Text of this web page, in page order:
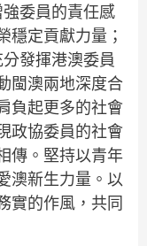
委員的責任感
穩定貢獻力量；
發揮港澳委員
閩澳兩地深度合
負起更多的社會
政協委員的社會
傳。堅持以青年
澳新生力量。以
實的作風，共同